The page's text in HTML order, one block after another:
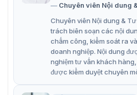
Chuyên viên Nội dung
Chuyên viên Nội dung &
trách biên soạn các nội
chấm công, kiểm soát ra
doanh nghiệp. Nội dung
nghiệm tư vấn khách
được kiểm duyệt chuyên